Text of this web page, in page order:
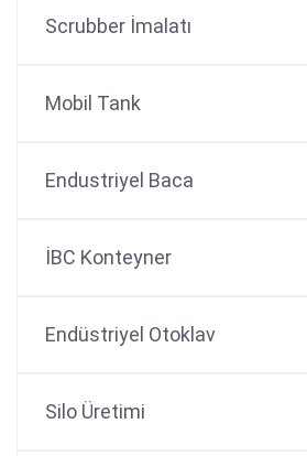
Scrubber İmalatı
Mobil Tank
Endustriyel Baca
İBC Konteyner
Endüstriyel Otoklav
Silo Üretimi